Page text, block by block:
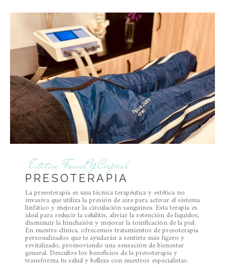
Estética Facial Y Corporal
PRESOTERAPIA
La presoterapia es una técnica terapéutica y estética no
invasiva que utiliza la presión de aire para activar el sistema
linfático y mejorar la circulación sanguínea. Esta terapia es
ideal para reducir la celulitis, aliviar la retención de líquidos,
disminuir la hinchazón y mejorar la tonificación de la piel.
En nuestra clínica, ofrecemos tratamientos de presoterapia
personalizados que te ayudarán a sentirte más ligero y
revitalizado, promoviendo una sensación de bienestar
general. Descubre los beneficios de la presoterapia y
transforma tu salud y belleza con nuestros especialistas.